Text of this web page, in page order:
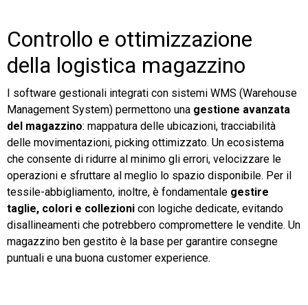
Controllo e ottimizzazione
della logistica magazzino
I software gestionali integrati con sistemi WMS (Warehouse
Management System) permettono una gestione avanzata
del magazzino: mappatura delle ubicazioni, tracciabilità
delle movimentazioni, picking ottimizzato. Un ecosistema
che consente di ridurre al minimo gli errori, velocizzare le
operazioni e sfruttare al meglio lo spazio disponibile. Per il
tessile-abbigliamento, inoltre, è fondamentale gestire
taglie, colori e collezioni con logiche dedicate, evitando
disallineamenti che potrebbero compromettere le vendite. Un
magazzino ben gestito è la base per garantire consegne
puntuali e una buona customer experience.